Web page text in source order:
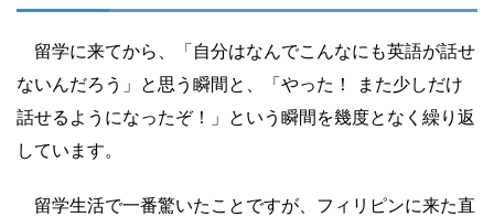
留学に来てから、「自分はなんでこんなにも英語が話せ
ないんだろう」と思う瞬間と、「やった！ また少しだけ
話せるようになったぞ！」という瞬間を幾度となく繰り返
しています。
留学生活で一番驚いたことですが、フィリピンに来た直